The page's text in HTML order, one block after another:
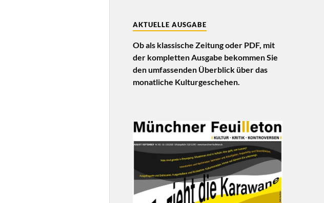
AKTUELLE AUSGABE
Ob als klassische Zeitung oder PDF, mit
der kompletten Ausgabe bekommen Sie
den umfassenden Überblick über das
monatliche Kulturgeschehen.